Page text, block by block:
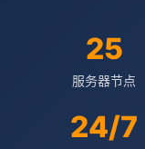
25
服务器节点
24/7